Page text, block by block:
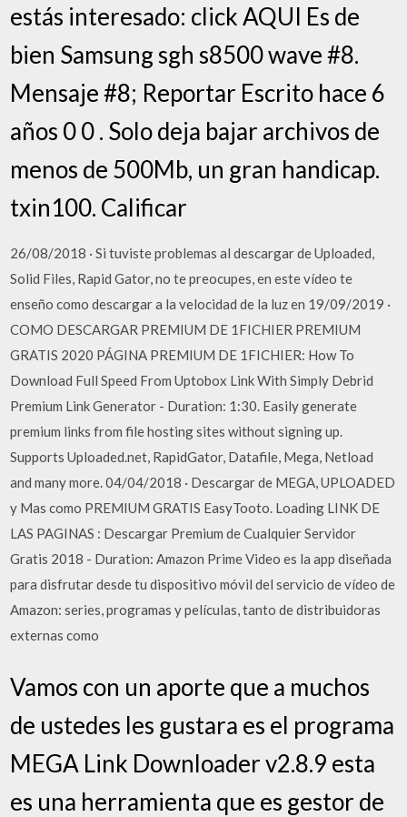
estás interesado: click AQUI Es de
bien Samsung sgh s8500 wave #8.
Mensaje #8; Reportar Escrito hace 6
años 0 0 . Solo deja bajar archivos de
menos de 500Mb, un gran handicap.
txin100. Calificar
26/08/2018 · Si tuviste problemas al descargar de Uploaded,
Solid Files, Rapid Gator, no te preocupes, en este vídeo te
enseño como descargar a la velocidad de la luz en 19/09/2019 ·
COMO DESCARGAR PREMIUM DE 1FICHIER PREMIUM
GRATIS 2020 PÁGINA PREMIUM DE 1FICHIER: How To
Download Full Speed From Uptobox Link With Simply Debrid
Premium Link Generator - Duration: 1:30. Easily generate
premium links from file hosting sites without signing up.
Supports Uploaded.net, RapidGator, Datafile, Mega, Netload
and many more. 04/04/2018 · Descargar de MEGA, UPLOADED
y Mas como PREMIUM GRATIS EasyTooto. Loading LINK DE
LAS PAGINAS : Descargar Premium de Cualquier Servidor
Gratis 2018 - Duration: Amazon Prime Video es la app diseñada
para disfrutar desde tu dispositivo móvil del servicio de vídeo de
Amazon: series, programas y películas, tanto de distribuidoras
externas como
Vamos con un aporte que a muchos
de ustedes les gustara es el programa
MEGA Link Downloader v2.8.9 esta
es una herramienta que es gestor de